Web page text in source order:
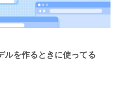
ルを作るときに使ってる